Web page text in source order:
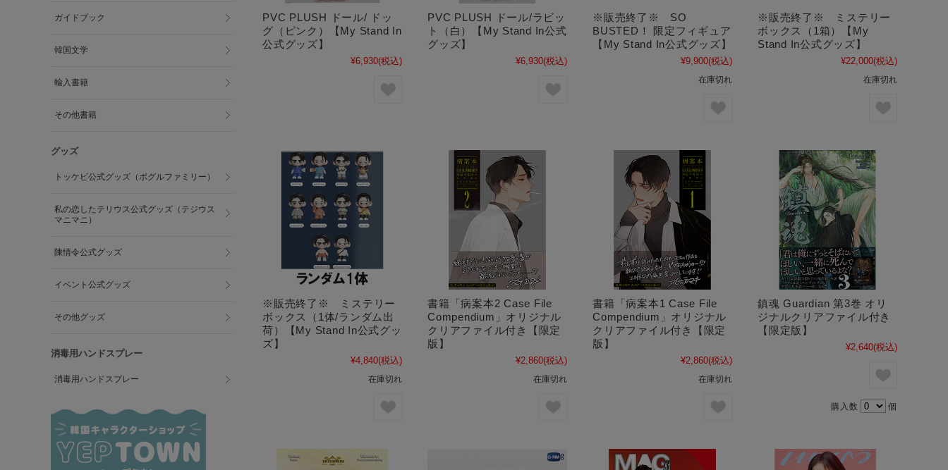
PVC PLUSH ドール/ ドッ
グ（ピンク）【My Stand In
公式グッズ】
¥6,930(税込)
PVC PLUSH ドール/ラビッ
ト（白）【My Stand In公式
グッズ】
¥6,930(税込)
※販売終了※ SO
BUSTED！ 限定フィギュア
【My Stand In公式グッズ】
¥9,900(税込)
在庫切れ
※販売終了※ ミステリー
ボックス（1箱）【My
Stand In公式グッズ】
¥22,000(税込)
在庫切れ
※販売終了※ ミステリー
ボックス（1体/ランダム出
荷）【My Stand In公式グッ
ズ】
¥4,840(税込)
在庫切れ
書籍「病案本2 Case File
Compendium」オリジナル
クリアファイル付き【限定
版】
¥2,860(税込)
在庫切れ
書籍「病案本1 Case File
Compendium」オリジナル
クリアファイル付き【限定
版】
¥2,860(税込)
在庫切れ
鎮魂 Guardian 第3巻 オリ
ジナルクリアファイル付き
【限定版】
¥2,640(税込)
購入数 個
ガイドブック
韓国文学
輸入書籍
その他書籍
グッズ
トッケビ公式グッズ（ボグルファミリー）
私の恋したテリウス公式グッズ（テジウス
マニマニ）
陳情令公式グッズ
イベント公式グッズ
その他グッズ
消毒用ハンドスプレー
消毒用ハンドスプレー